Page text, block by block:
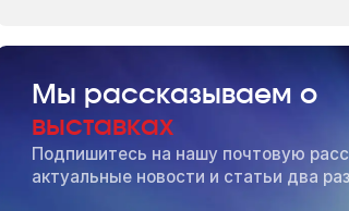
Мы рассказываем о
выставках
Подпишитесь на нашу почтовую
актуальные новости и статьи два